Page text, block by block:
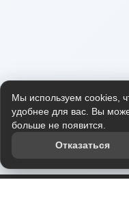
Мы используем cookies,
удобнее для вас. Вы
больше не появится.
Отказаться